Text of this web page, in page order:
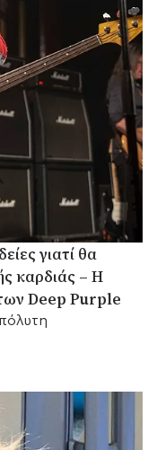
γιατί θα
καρδιάς – Η
Deep Purple